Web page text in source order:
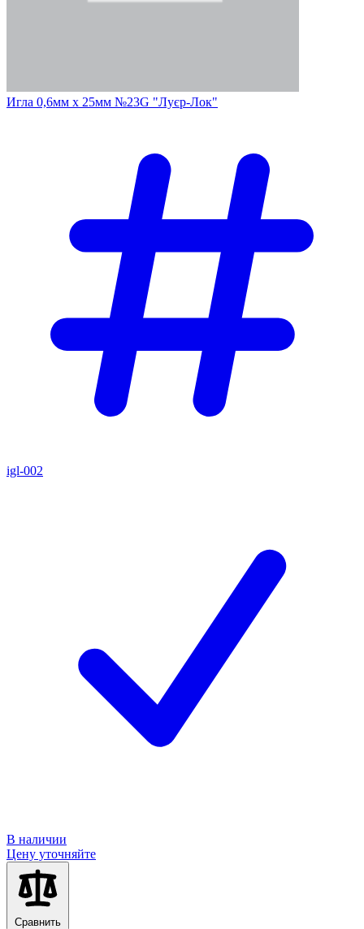
Игла 0,6мм х 25мм №23G "Луєр-Лок"
igl-002
В наличии
Цену уточняйте
Сравнить